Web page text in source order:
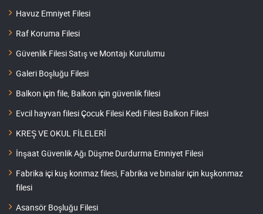
Havuz Emniyet Filesi
Raf Koruma Filesi
Güvenlik Filesi Satış ve Montajı Kurulumu
Galeri Boşluğu Filesi
Balkon için file, Balkon için güvenlik filesi
Evcil hayvan filesi Çocuk Filesi Kedi Filesi Balkon Filesi
KREŞ VE OKUL FİLELERİ
İnşaat Güvenlik Ağı Düşme Durdurma Emniyet Filesi
Fabrika içi kuş konmaz filesi, Fabrika ve binalar için kuşkonmaz
filesi
Asansör Boşluğu Filesi